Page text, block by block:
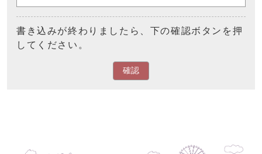
書き込みが終わりましたら、下の確認ボタンを押
してください。
確認